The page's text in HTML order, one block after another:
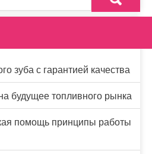
зуба с гарантией качества
будущее топливного рынка
помощь принципы работы